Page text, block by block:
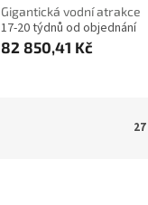
Gigantická vodní atrakce
17-20 týdnů od objednání
82 850,41 Kč
27